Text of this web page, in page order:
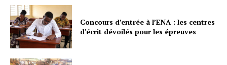
Concours d’entrée à l’ENA : les centres
d’écrit dévoilés pour les épreuves